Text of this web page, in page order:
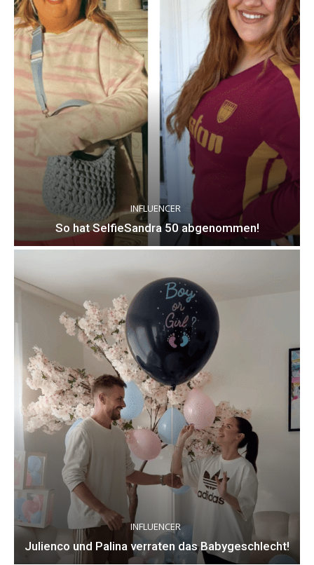
INFLUENCER
So hat SelfieSandra 50 abgenommen!
INFLUENCER
Julienco und Palina verraten das Babygeschlecht!